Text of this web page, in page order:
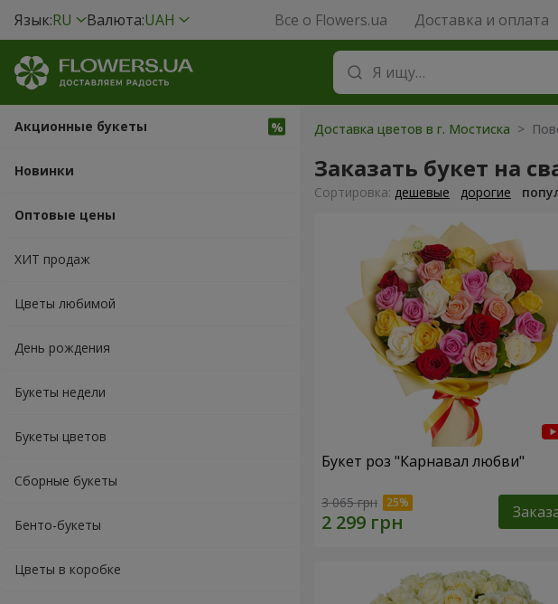
Язык:RU Валюта:UAH Все о Flowers.ua Доставка и оплата
Акционные букеты
Новинки
Оптовые цены
ХИТ продаж
Цветы любимой
День рождения
Букеты недели
Букеты цветов
Сборные букеты
Бенто-букеты
Цветы в коробке
Доставка цветов в г. Мостиска >
Заказать букет на
Cортировка: дешевые дорогие
Букет роз "Карнавал любви"
3 065 грн